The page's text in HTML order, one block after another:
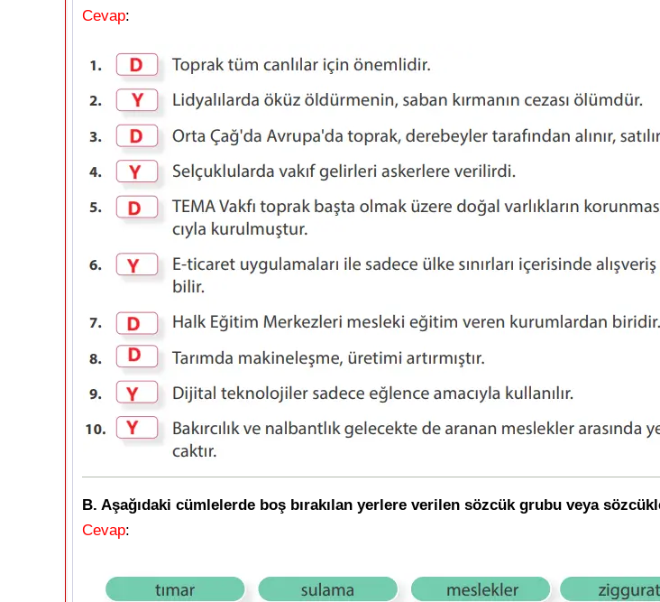
Cevap:
B. Aşağıdaki cümlelerde boş bırakılan yerlere verilen sözcük grubu veya
Cevap: